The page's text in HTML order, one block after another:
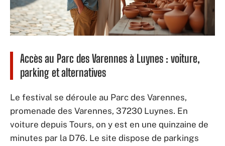
Accès au Parc des Varennes à Luynes : voiture,
parking et alternatives
Le festival se déroule au Parc des Varennes,
promenade des Varennes, 37230 Luynes. En
voiture depuis Tours, on y est en une quinzaine de
minutes par la D76. Le site dispose de parkings